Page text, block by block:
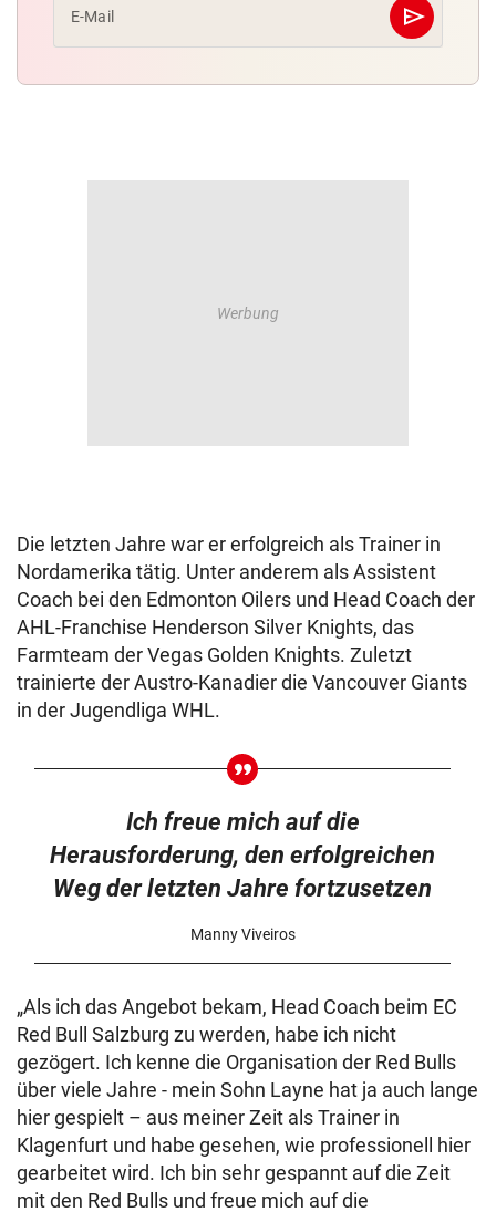
E-Mail send
Abschicken
Die letzten Jahre war er erfolgreich als Trainer in
Nordamerika tätig. Unter anderem als Assistent
Coach bei den Edmonton Oilers und Head Coach der
AHL-Franchise Henderson Silver Knights, das
Farmteam der Vegas Golden Knights. Zuletzt
trainierte der Austro-Kanadier die Vancouver Giants
in der Jugendliga WHL.
Ich freue mich auf die
Herausforderung, den erfolgreichen
Weg der letzten Jahre fortzusetzen
Manny Viveiros
„Als ich das Angebot bekam, Head Coach beim EC
Red Bull Salzburg zu werden, habe ich nicht
gezögert. Ich kenne die Organisation der Red Bulls
über viele Jahre - mein Sohn Layne hat ja auch lange
hier gespielt – aus meiner Zeit als Trainer in
Klagenfurt und habe gesehen, wie professionell hier
gearbeitet wird. Ich bin sehr gespannt auf die Zeit
mit den Red Bulls und freue mich auf die